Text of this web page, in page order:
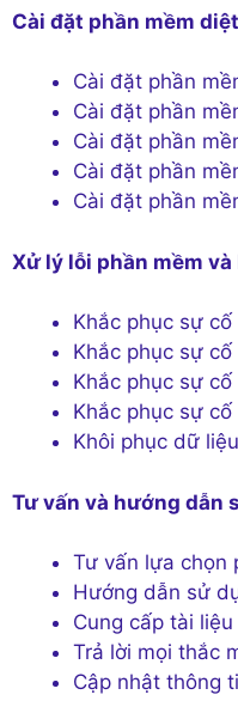
Cài đặt phần mềm
Cài đặt phần
Cài đặt phần
Cài đặt phần
Cài đặt phần
Cài đặt phần
Xử lý lỗi phần mềm
Khắc phục sự
Khắc phục sự
Khắc phục sự
Khắc phục sự
Khôi phục dữ
Tư vấn và hướng dẫn
Tư vấn lựa chọn
Hướng dẫn sử
Cung cấp tài
Trả lời mọi thắc
Cập nhật thông